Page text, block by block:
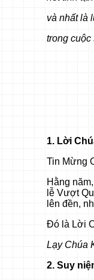
và nhất là
trong cuộc
1. Lời
Tin Mừng
Hằng
lễ Vượt
lên đền,
Đó là Lời
Lạy Chúa
2. Suy